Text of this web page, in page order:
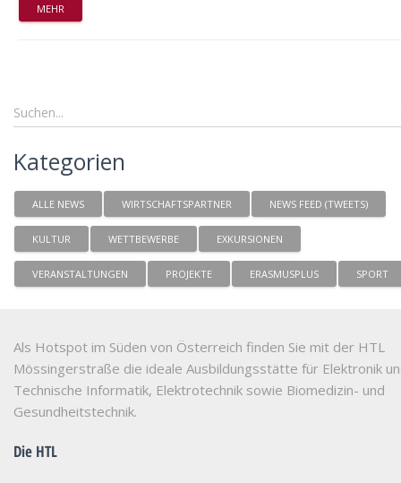
MEHR
Kategorien
ALLE NEWS WIRTSCHAFTSPARTNER NEWS FEED (TWEETS)
KULTUR WETTBEWERBE EXKURSIONEN
VERANSTALTUNGEN PROJEKTE ERASMUSPLUS SPORT
Als Hotspot im Süden von Österreich finden Sie mit der HTL
Mössingerstraße die ideale Ausbildungsstätte für Elektronik
Technische Informatik, Elektrotechnik sowie Biomedizin- und
Gesundheitstechnik.
Die HTL